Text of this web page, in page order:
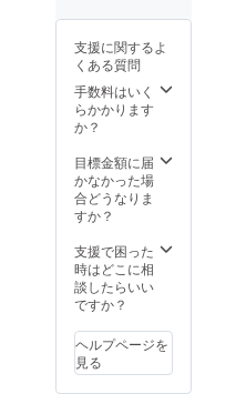
合等に
より出
荷時期
が遅れ
る場合
があり
ます。
ン・仕
様は変
更にな
る可能
性もご
す。ご
了承く
ださ
い。 ※
状況、
使用部
材の供
給状
造工程
上の都
合等に
より出
支援に関するよ
くある質問
手数料はいく
らかかります
か？
目標金額に届
かなかった場
合どうなりま
すか？
支援で困った
時はどこに相
談したらいい
ですか？
ヘルプページを
見る